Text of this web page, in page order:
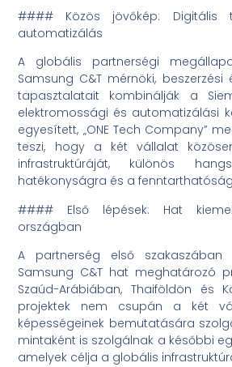
#### Közös jövőkép: Digitális
automatizálás
A globális partnerségi
Samsung C&T mérnöki, beszerzési
tapasztalatait kombinálják a
elektromossági és automatizálási
egyesített, „ONE Tech Company”
teszi, hogy a két vállalat
infrastruktúráját, különös
hatékonyságra és a
#### Első lépések: Hat
országban
A partnerség első
Samsung C&T hat meghatározó
Szaúd-Arábiában, Thaiföldön és
projektek nem csupán a két
képességeinek bemutatására
mintaként is szolgálnak a későbbi
amelyek célja a globális